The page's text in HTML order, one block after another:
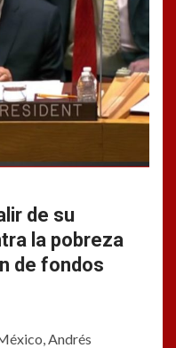
de su
la pobreza
de fondos
Andrés